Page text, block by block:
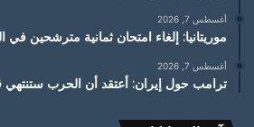
أغسطس 7, 2026
موريتانيا: إلغاء امتحان ثمانية مترشحين في
أغسطس 7, 2026
ترامب حول إيران: أعتقد أن الحرب ستنتهي